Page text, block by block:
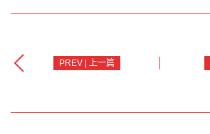
PREV | 上一篇